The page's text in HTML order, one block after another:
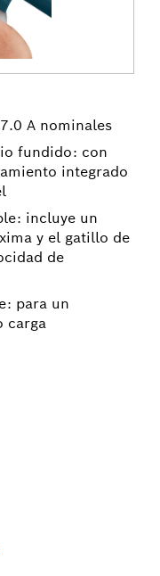
A nominales
fundido: con
integrado
incluye un
y el gatillo de
de
para un
carga